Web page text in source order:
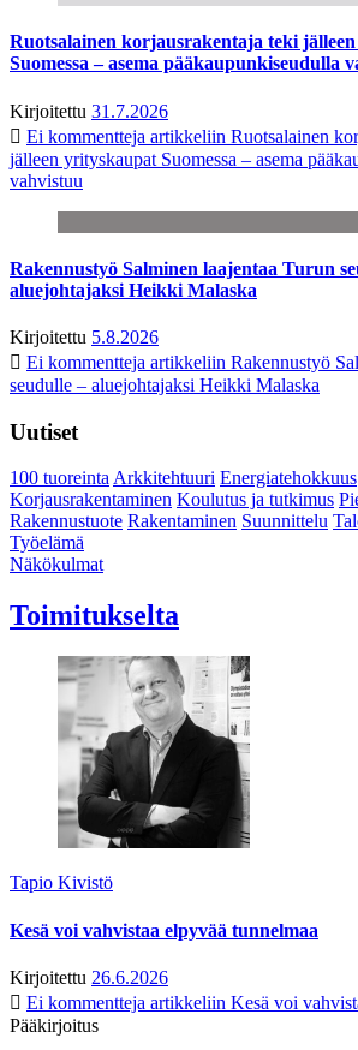
Ruotsalainen korjausrakentaja teki
Suomessa – asema pääkaupunkiseudulla
Kirjoitettu 31.7.2026
Ei kommentteja artikkeliin Ruotsalainen
jälleen yrityskaupat Suomessa – asema
vahvistuu
Rakennustyö Salminen laajentaa Turun
aluejohtajaksi Heikki Malaska
Kirjoitettu 5.8.2026
Ei kommentteja artikkeliin Rakennustyö
seudulle – aluejohtajaksi Heikki Malaska
Uutiset
100 tuoreintaArkkitehtuuri Energiatehokkuus
Korjausrakentaminen Koulutus ja tutkimus
Rakennustuote Rakentaminen Suunnittelu
Työelämä
Näkökulmat
Toimitukselta
Tapio Kivistö
Kesä voi vahvistaa elpyvää tunnelmaa
Kirjoitettu 26.6.2026
Ei kommentteja artikkeliin Kesä voi
Pääkirjoitus